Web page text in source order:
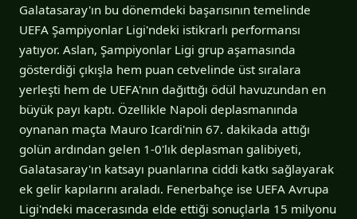
Galatasaray'ın bu dönemdeki başarısının temelinde
UEFA Şampiyonlar Ligi'ndeki istikrarlı performansı
yatıyor. Aslan, Şampiyonlar Ligi grup aşamasında
gösterdiği çıkışla hem puan cetvelinde üst sıralara
yerleşti hem de UEFA'nın dağıttığı ödül havuzundan en
büyük payı kaptı. Özellikle Napoli deplasmanında
oynanan maçta Mauro Icardi'nin 67. dakikada attığı
golün ardından gelen 1-0'lık deplasman galibiyeti,
Galatasaray'ın katsayı puanlarına ciddi katkı sağlayarak
ek gelir kapılarını araladı. Fenerbahçe ise UEFA Avrupa
Ligi'ndeki macerasında elde ettiği sonuçlarla 15 milyonu